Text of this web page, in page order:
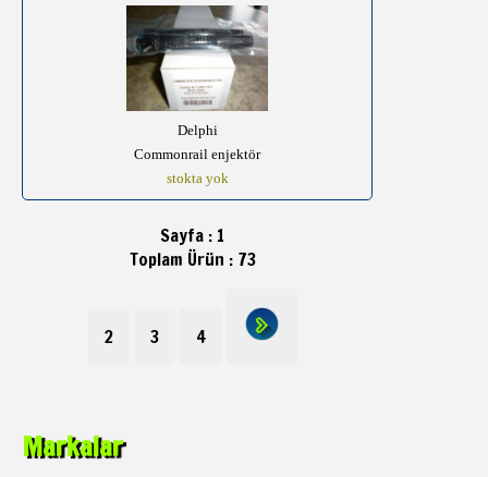
Delphi
Commonrail enjektör
stokta yok
Sayfa : 1
Toplam Ürün : 73
2 3 4
Markalar